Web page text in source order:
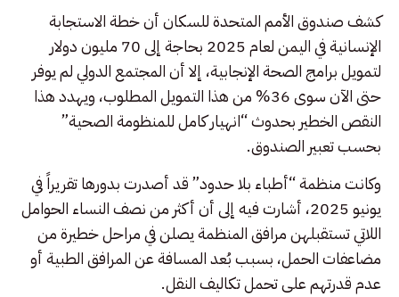
كشف صندوق الأمم المتحدة للسكان أن خطة الاستجابة
الإنسانية في اليمن لعام 2025 بحاجة إلى 70 مليون دولار
لتمويل برامج الصحة الإنجابية، إلا أن المجتمع الدولي لم يوفر
حتى الآن سوى 36% من هذا التمويل المطلوب، ويهدد هذا
النقص الخطير بحدوث “انهيار كامل للمنظومة الصحية”
بحسب تعبير الصندوق.
وكانت منظمة “أطباء بلا حدود” قد أصدرت بدورها تقريراً في
يونيو 2025، أشارت فيه إلى أن أكثر من نصف النساء الحوامل
اللاتي تستقبلهن مرافق المنظمة يصلن في مراحل خطيرة من
مضاعفات الحمل، بسبب بُعد المسافة عن المرافق الطبية أو
عدم قدرتهم على تحمل تكاليف النقل.